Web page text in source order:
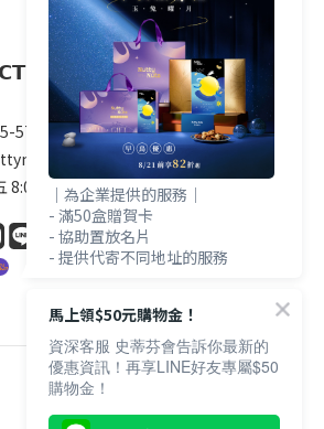
𝗨𝗦
5777#25
8:00am-5.00pm
｜為企業提供的服務｜
- 滿50盒贈賀卡
- 協助置放名片
- 提供代寄不同地址的服務
馬上領$50元購物金！
資深客服 史蒂芬會告訴你最新的
優惠資訊！再享LINE好友專屬$50
購物金！